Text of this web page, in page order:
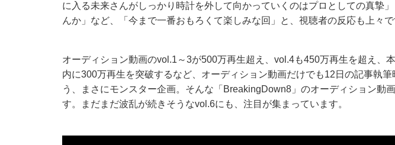
に入る未来さんがしっかり時計を外して向かっていくのはプロとしての真摯
んか」など、「今まで一番おもろくて楽しみな回」と、視聴者の反応も上々で
オーディション動画のvol.1～3が500万再生超え、vol.4も450万再生を超え、
内に300万再生を突破するなど、オーディション動画だけでも12日の記事執
う、まさにモンスター企画。そんな「BreakingDown8」のオーディション動
す。まだまだ波乱が続きそうなvol.6にも、注目が集まっています。